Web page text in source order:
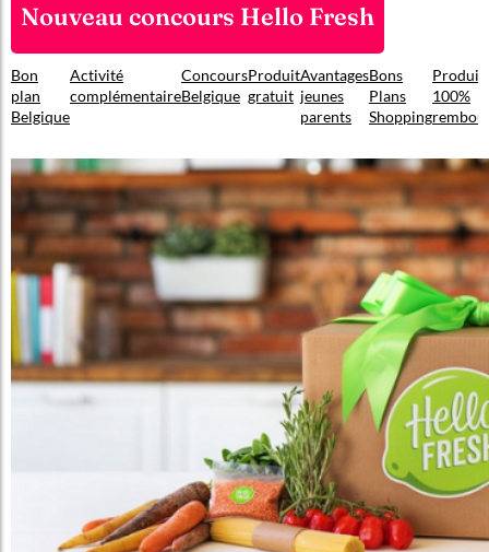
Nouveau concours Hello Fresh
Bon
plan
Belgique
Activité
complémentaire
Concours
Belgique
Produit
gratuit
Avantages
jeunes
parents
Bons
Plans
Shopping
Produit
100%